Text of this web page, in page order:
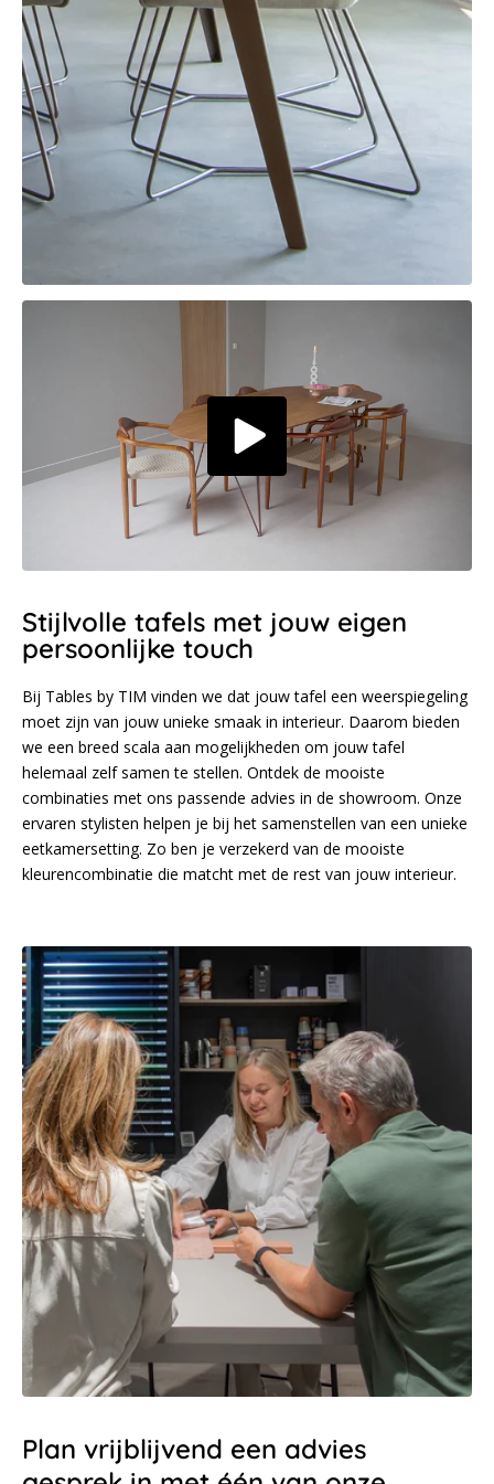
Stijlvolle tafels met jouw eigen
persoonlijke touch
Bij Tables by TIM vinden we dat jouw tafel een weerspiegeling
moet zijn van jouw unieke smaak in interieur. Daarom bieden
we een breed scala aan mogelijkheden om jouw tafel
helemaal zelf samen te stellen. Ontdek de mooiste
combinaties met ons passende advies in de showroom. Onze
ervaren stylisten helpen je bij het samenstellen van een unieke
eetkamersetting. Zo ben je verzekerd van de mooiste
kleurencombinatie die matcht met de rest van jouw interieur.
Plan vrijblijvend een advies